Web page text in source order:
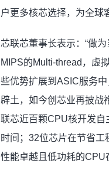
户更多核芯选择，为全球
芯联芯董事长表示：“做
MIPS的Multi-thread，虚
些优势扩展到ASIC服务
辟土，如今创芯业再披战
联芯近百颗CPU核开发
时间；32位芯片在节省
性能卓越且低功耗的CPU